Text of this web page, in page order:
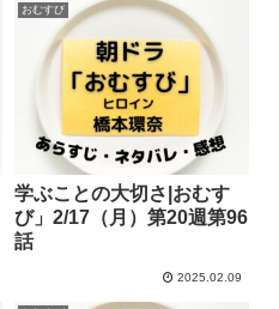
おむすび
学ぶことの大切さ|おむす
び」2/17（月）第20週第96
話
2025.02.09